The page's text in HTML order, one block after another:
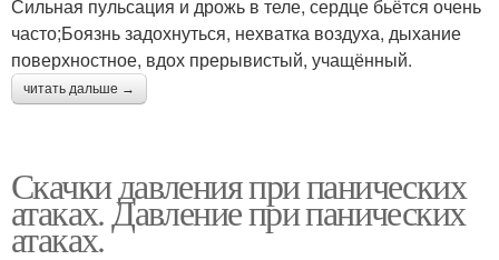
Сильная пульсация и дрожь в теле, сердце бьётся очень
часто;Боязнь задохнуться, нехватка воздуха, дыхание
поверхностное, вдох прерывистый, учащённый.
читать дальше →
Скачки давления при панических
атаках. Давление при панических
атаках.